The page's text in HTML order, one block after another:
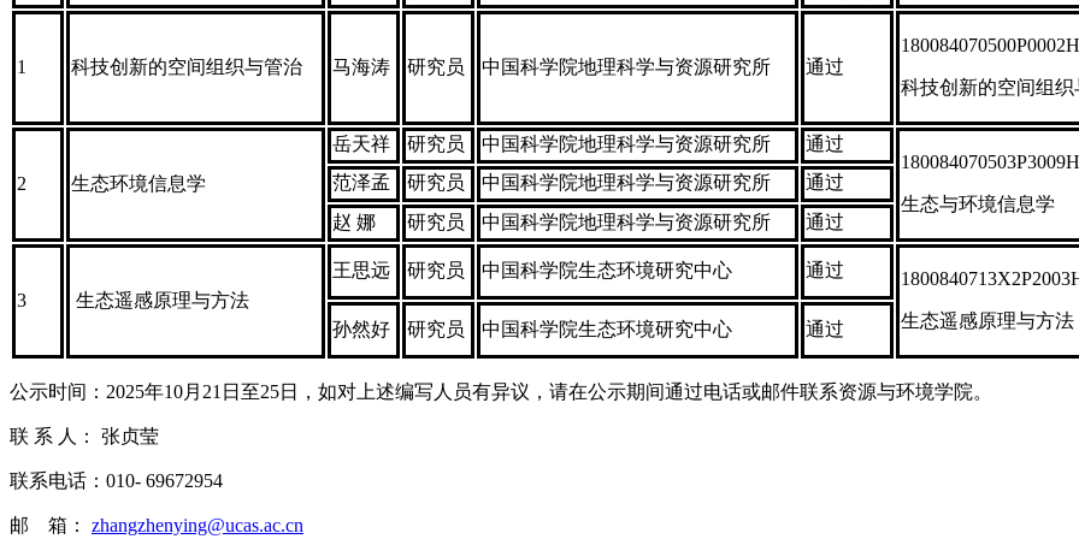
1 科技创新的空间组织与管治 马海涛 研究员 中国科学院地理科学与资源研究所 通过
180084070500P0002H
科技创新的空间组织
2 生态环境信息学
岳天祥 研究员 中国科学院地理科学与资源研究所
通过
180084070503P3009H
生态与环境信息学
范泽孟 研究员 中国科学院地理科学与资源研究所
通过
赵 娜
研究员 中国科学院地理科学与资源研究所 通过
3 生态遥感原理与方法
王思远 研究员 中国科学院生态环境研究中心 通过
生态遥感原理与方法
孙然好 研究员 中国科学院生态环境研究中心 通过
公示时间：2025年10月21日至25日，如对上述编写人员有异议，请在公示期间通过电话或邮件联系资源与环境学院。
联 系 人： 张贞莹
联系电话：010- 69672954
邮 箱： zhangzhenying@ucas.ac.cn